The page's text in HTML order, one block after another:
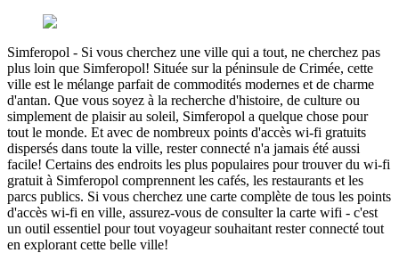
Simferopol - Si vous cherchez une ville qui a tout, ne cherchez pas
plus loin que Simferopol! Située sur la péninsule de Crimée, cette
ville est le mélange parfait de commodités modernes et de charme
d'antan. Que vous soyez à la recherche d'histoire, de culture ou
simplement de plaisir au soleil, Simferopol a quelque chose pour
tout le monde. Et avec de nombreux points d'accès wi-fi gratuits
dispersés dans toute la ville, rester connecté n'a jamais été aussi
facile! Certains des endroits les plus populaires pour trouver du wi-fi
gratuit à Simferopol comprennent les cafés, les restaurants et les
parcs publics. Si vous cherchez une carte complète de tous les points
d'accès wi-fi en ville, assurez-vous de consulter la carte wifi - c'est
un outil essentiel pour tout voyageur souhaitant rester connecté tout
en explorant cette belle ville!